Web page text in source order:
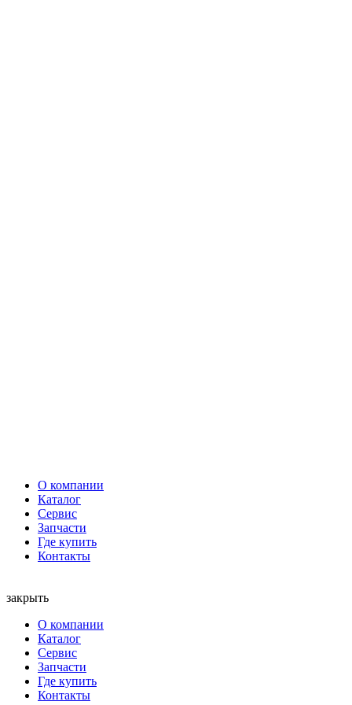
О компании
Каталог
Сервис
Запчасти
Где купить
Контакты
закрыть
О компании
Каталог
Сервис
Запчасти
Где купить
Контакты